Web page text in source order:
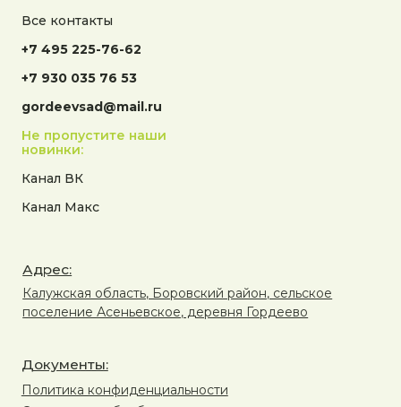
Все контакты
+7 495 225-76-62
+7 930 035 76 53
gordeevsad@mail.ru
Не пропустите наши
новинки:
Канал ВК
Канал Макс